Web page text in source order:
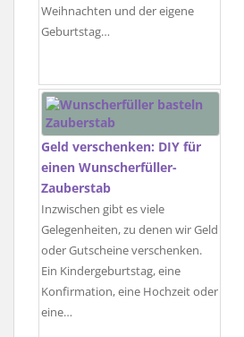
Weihnachten und der eigene
Geburtstag…
Geld verschenken: DIY für
einen Wunscherfüller-
Zauberstab
Inzwischen gibt es viele
Gelegenheiten, zu denen wir Geld
oder Gutscheine verschenken.
Ein Kindergeburtstag, eine
Konfirmation, eine Hochzeit oder
eine…